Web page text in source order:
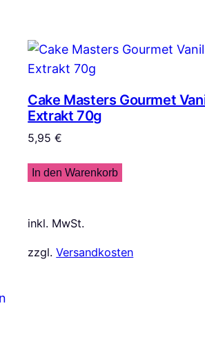
Cake Masters Gourmet
Extrakt 70g
5,95€
In den Warenkorb
inkl. MwSt.
zzgl.Versandkosten